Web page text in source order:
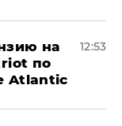
на
по
Atlantic
12:53